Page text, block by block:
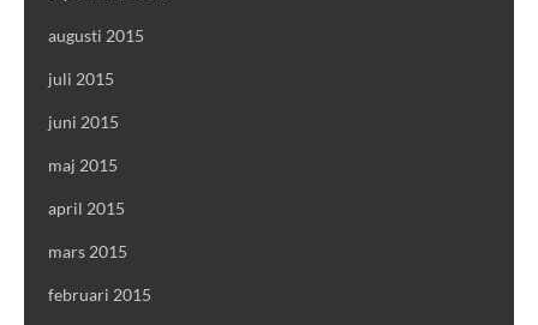
augusti 2015
juli 2015
juni 2015
maj 2015
april 2015
mars 2015
februari 2015